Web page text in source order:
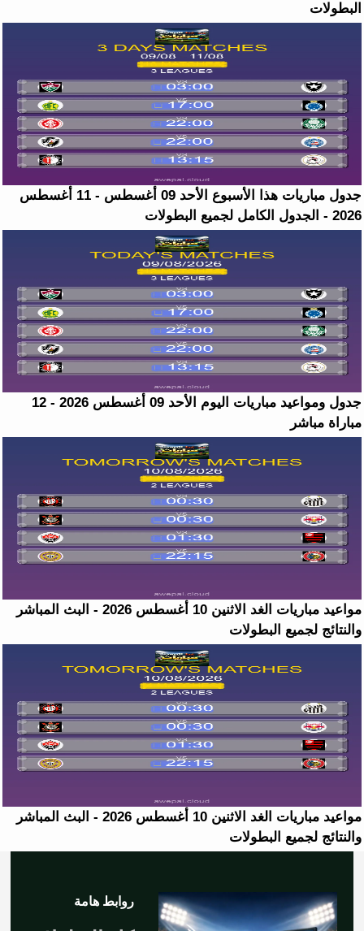
البطولات
جدول مباريات هذا الأسبوع الأحد 09 أغسطس - 11 أغسطس
2026 - الجدول الكامل لجميع البطولات
جدول ومواعيد مباريات اليوم الأحد 09 أغسطس 2026 - 12
مباراة مباشر
مواعيد مباريات الغد الاثنين 10 أغسطس 2026 - البث المباشر
والنتائج لجميع البطولات
مواعيد مباريات الغد الاثنين 10 أغسطس 2026 - البث المباشر
والنتائج لجميع البطولات
روابط هامة